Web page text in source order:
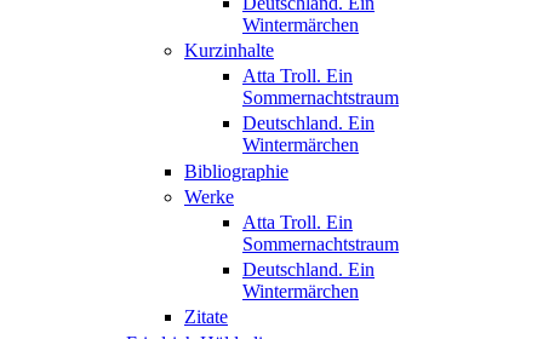
Wintermärchen
Kurzinhalte
Atta Troll. Ein
Sommernachtstraum
Deutschland. Ein
Wintermärchen
Bibliographie
Werke
Atta Troll. Ein
Sommernachtstraum
Deutschland. Ein
Wintermärchen
Zitate